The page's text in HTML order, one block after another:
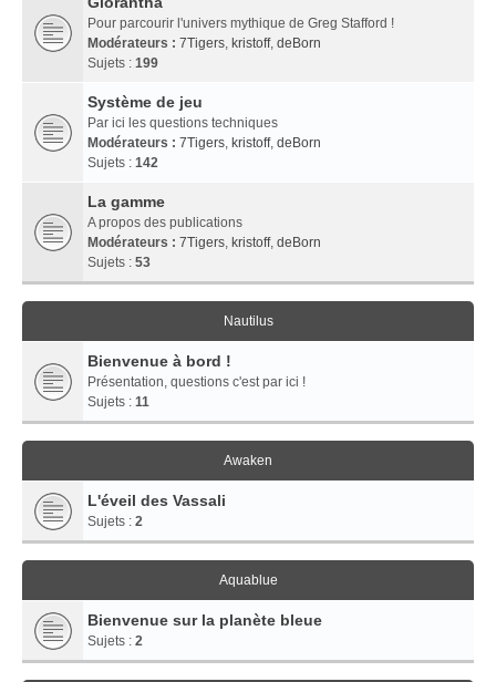
Pour parcourir l'univers mythique de Greg Stafford !
Modérateurs : 7Tigers, kristoff, deBorn
Sujets : 199
Système de jeu
Par ici les questions techniques
Modérateurs : 7Tigers, kristoff, deBorn
Sujets : 142
La gamme
A propos des publications
Modérateurs : 7Tigers, kristoff, deBorn
Sujets : 53
Nautilus
Bienvenue à bord !
Présentation, questions c'est par ici !
Sujets : 11
Awaken
L'éveil des Vassali
Sujets : 2
Aquablue
Bienvenue sur la planète bleue
Sujets : 2